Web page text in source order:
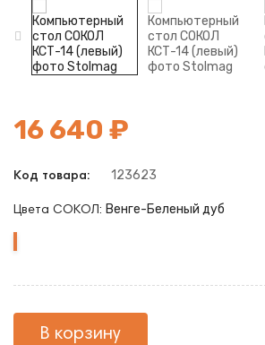
16 640 ₽
Код товара: 123623
Цвета СОКОЛ: Венге-Беленый дуб
Беленый
В корзину